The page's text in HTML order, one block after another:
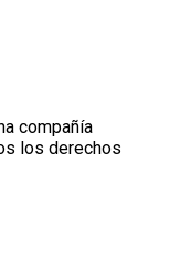
compañía
los derechos